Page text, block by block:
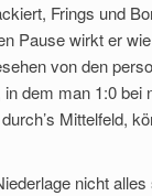
Frings und
Pause wirkt er
von den
dem man 1:0
Mittelfeld,
nicht